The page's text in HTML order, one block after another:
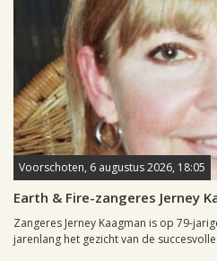
Voorschoten, 6 augustus 2026, 18:05
Earth & Fire-zangeres Jerney
Zangeres Jerney Kaagman is op 79-
jarenlang het gezicht van de